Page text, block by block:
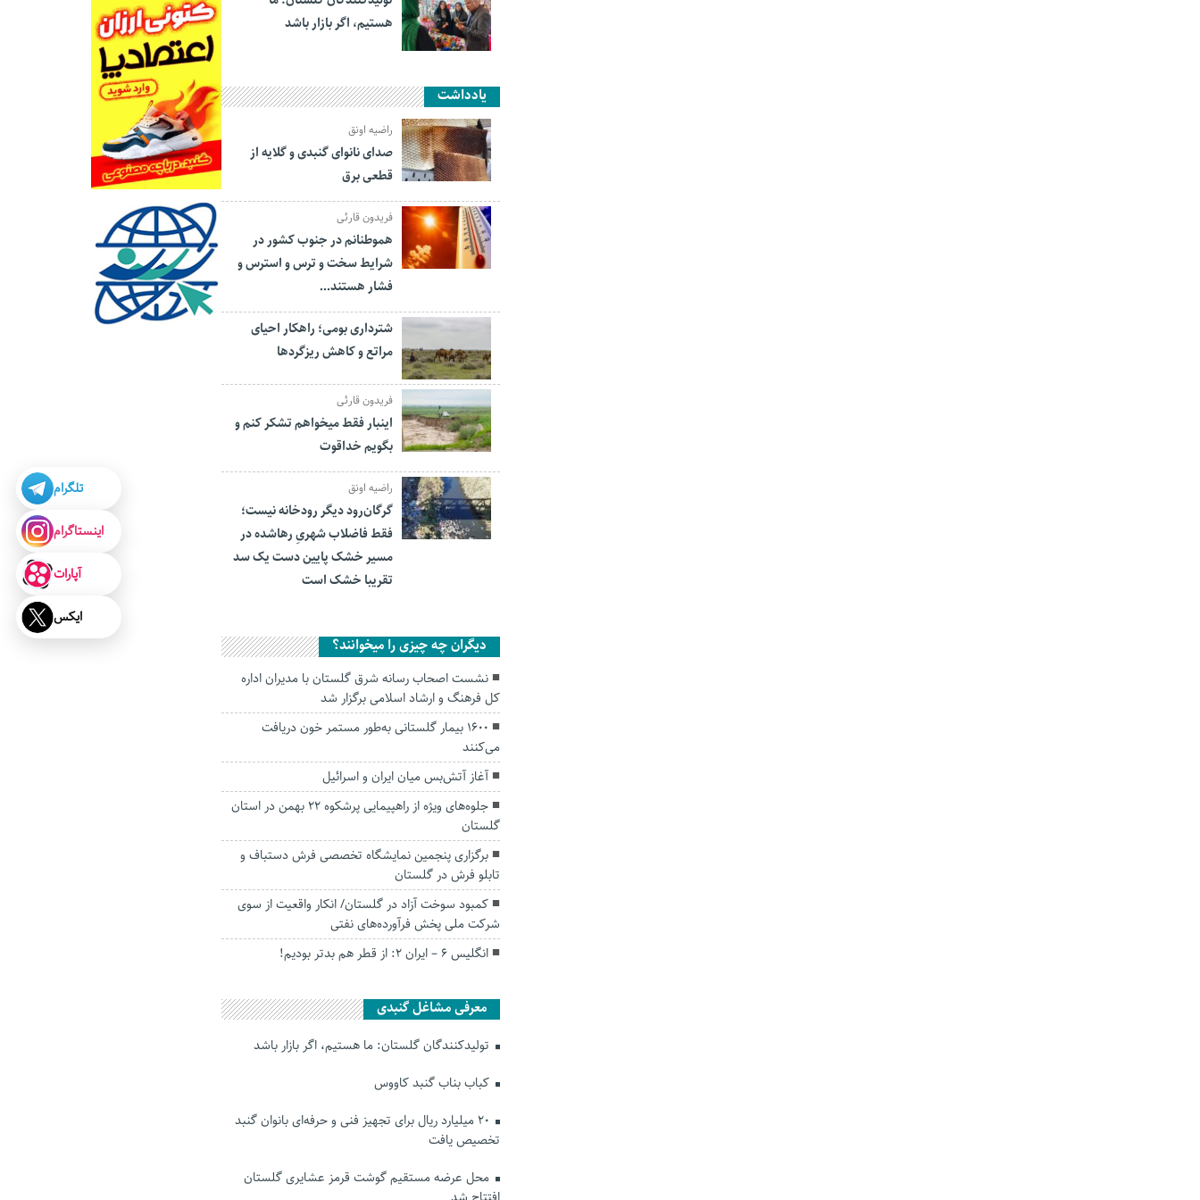
هستیم، اگر بازار باشد
یادداشت
راضیه اونق
صدای نانوای گنبدی و گلایه از
قطعی برق
فریدون قارئی
هموطنانم در جنوب کشور در
شرایط سخت و ترس و استرس و
فشار هستند…
شترداری بومی؛ راهکار احیای
مراتع و کاهش ریزگردها
فریدون قارئی
اینبار فقط میخواهم تشکر کنم و
بگویم خداقوت
راضیه اونق
گرگان‌رود دیگر رودخانه نیست؛
فقط فاضلاب شهریِ رهاشده در
مسیر خشک پایین دست یک سد
تقریبا خشک است
دیگران چه چیزی را میخوانند؟
نشست اصحاب رسانه شرق گلستان با مدیران اداره
کل فرهنگ و ارشاد اسلامی برگزار شد
۱۶۰۰ بیمار گلستانی به‌طور مستمر خون دریافت
می‌کنند
آغاز آتش‌بس میان ایران و اسرائیل
جلوه‌های ویژه از راهپیمایی پرشکوه ۲۲ بهمن در استان
گلستان
برگزاری پنجمین نمایشگاه تخصصی فرش دستباف و
تابلو فرش در گلستان
کمبود سوخت آزاد در گلستان/ انکار واقعیت از سوی
شرکت ملی پخش فرآورده‌های نفتی
انگلیس 6 – ایران 2: از قطر هم بدتر بودیم!
معرفی مشاغل گنبدی
تولیدکنندگان گلستان: ما هستیم، اگر بازار باشد
کباب بناب گنبد کاووس
۲۰ میلیارد ریال برای تجهیز فنی و حرفه‌ای بانوان گنبد
تخصیص یافت
محل عرضه مستقیم گوشت قرمز عشایری گلستان
تلگرام
اینستاگرام
آپارات
ایکس